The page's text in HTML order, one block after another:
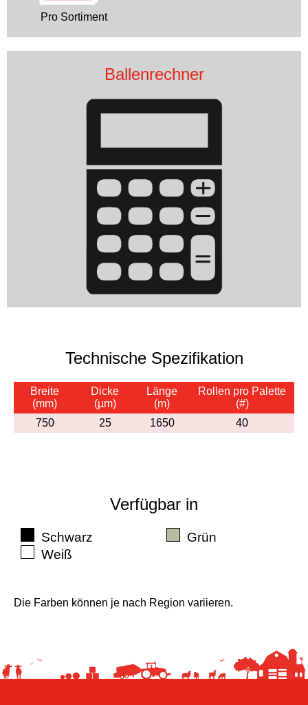
Pro Sortiment
Ballenrechner
Technische Spezifikation
Breite
(mm)
Dicke
(µm)
Länge
(m)
Rollen pro Palette
(#)
750
25 1650 40
Verfügbar in
Schwarz
Weiß
Grün
Die Farben können je nach Region variieren.